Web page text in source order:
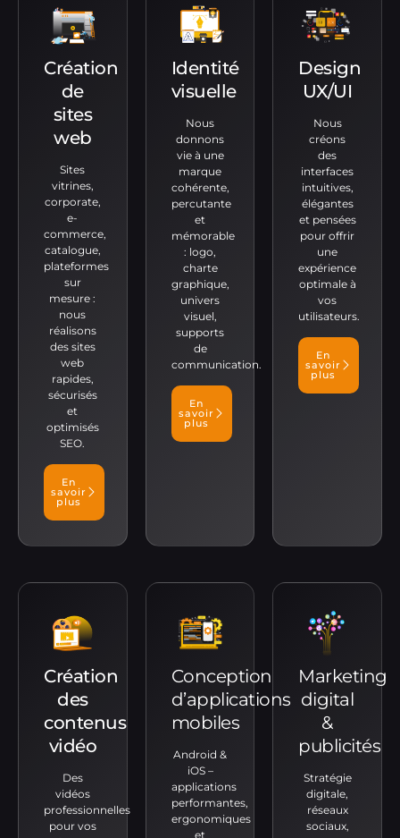
Création
de
sites
web
Sites
vitrines,
corporate,
e-
commerce,
catalogue,
plateformes
sur
mesure :
nous
réalisons
des sites
web
rapides,
sécurisés
et
optimisés
SEO.
En
savoir
plus
Identité
visuelle
Nous
donnons
vie à une
marque
cohérente,
percutante
et
mémorable
: logo,
charte
graphique,
univers
visuel,
supports
de
communication.
En
savoir
plus
Design
UX/UI
Nous
créons
des
interfaces
intuitives,
élégantes
et pensées
pour offrir
une
expérience
optimale à
vos
utilisateurs.
En
savoir
plus
Création
des
contenus
vidéo
Des
vidéos
professionnelles
pour vos
Conception
d’applications
mobiles
Android &
iOS –
applications
performantes,
ergonomiques
et
Marketing
digital
&
publicités
Stratégie
digitale,
réseaux
sociaux,